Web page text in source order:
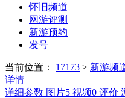
怀旧频道
网游评测
新游预约
发号
当前位置： 17173 > 新游频
详情
详细参数 图片5 视频0 评价